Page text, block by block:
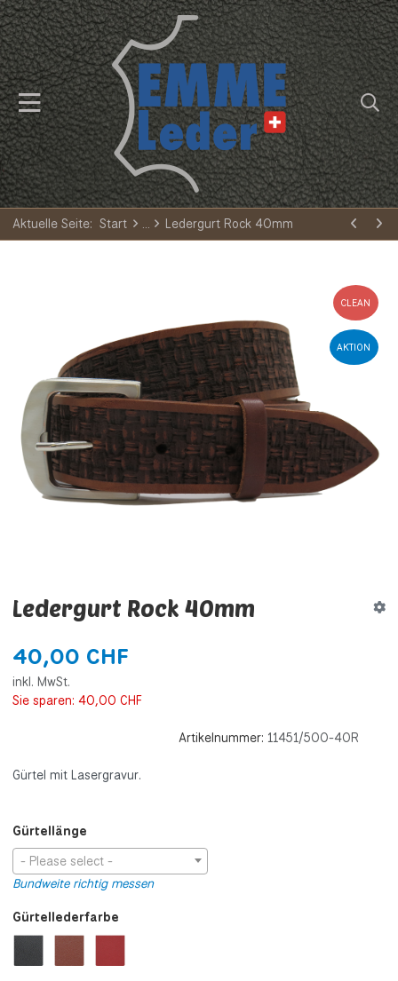
Aktuelle Seite: Start Ledergurt Rock 40mm
CLEAN
AKTION
Ledergurt Rock 40mm
40,00 CHF
inkl. MwSt.
Sie sparen: 40,00 CHF
Artikelnummer: 11451/500-40R
Gürtel mit Lasergravur.
Gürtellänge
- Please select -
Bundweite richtig messen
Gürtellederfarbe